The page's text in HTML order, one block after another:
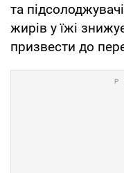
та
жирів у їжі
призвести до